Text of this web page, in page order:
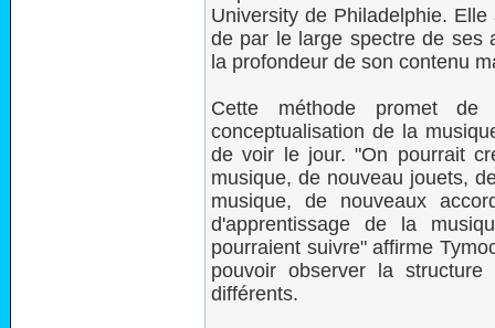
University de Philadelphie.
de par le large spectre de ses
la profondeur de son contenu
Cette méthode promet
conceptualisation de la
de voir le jour. "On pourrait
musique, de nouveau jouets,
musique, de nouveaux
d'apprentissage de la
pourraient suivre" affirme
pouvoir observer la
différents.